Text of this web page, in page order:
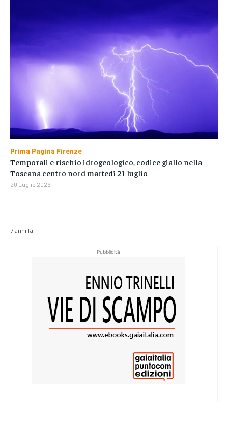
Pubblicità
7 anni fa
Prima Pagina Firenze
Temporali e rischio idrogeologico, codice giallo nella
Toscana centro nord martedì 21 luglio
20 Luglio 2026